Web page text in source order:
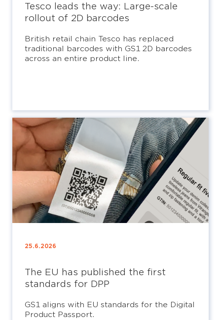
Tesco leads the way: Large-scale
rollout of 2D barcodes
British retail chain Tesco has replaced
traditional barcodes with GS1 2D barcodes
across an entire product line.
25.6.2026
The EU has published the first
standards for DPP
GS1 aligns with EU standards for the Digital
Product Passport.